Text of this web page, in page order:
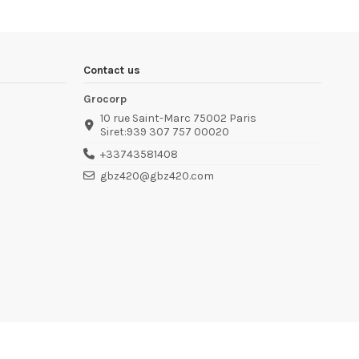
Contact us
Grocorp
10 rue Saint-Marc 75002 Paris
Siret:939 307 757 00020
+33743581408
gbz420@gbz420.com